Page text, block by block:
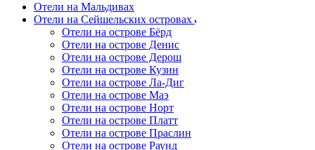
Отели на Мальдивах
Отели на Сейшельских островах
Отели на острове Бёрд
Отели на острове Денис
Отели на острове Дерош
Отели на острове Кузин
Отели на острове Ла-Диг
Отели на острове Маэ
Отели на острове Норт
Отели на острове Платт
Отели на острове Праслин
Отели на острове Раунд